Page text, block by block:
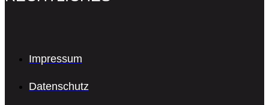
Impressum
Datenschutz